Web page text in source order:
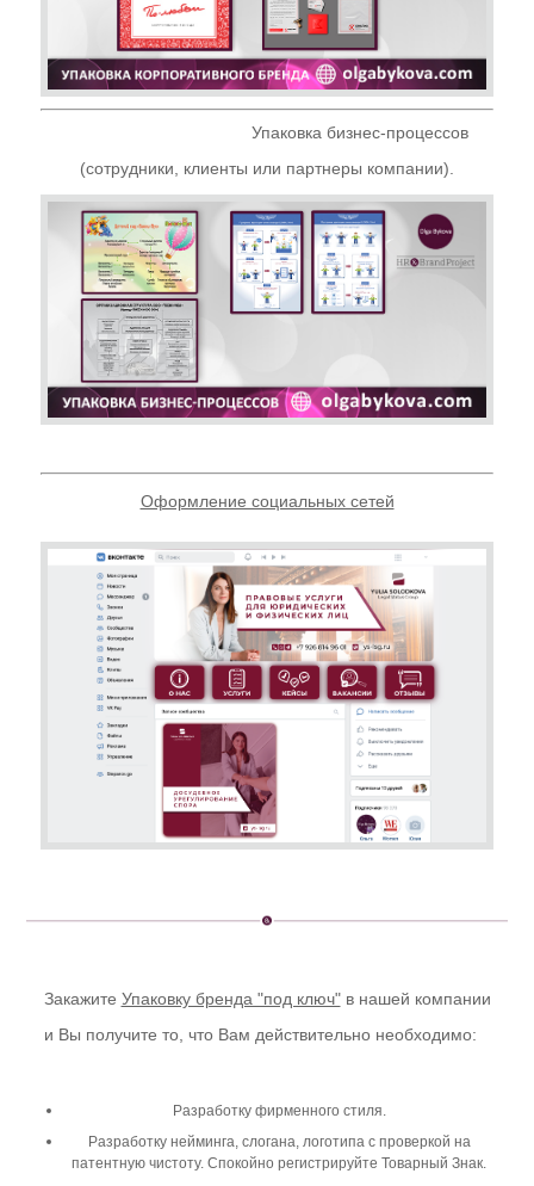
Упаковка бизнес-процессов
(сотрудники, клиенты или партнеры компании).
Оформление социальных сетей
Закажите Упаковку бренда "под ключ"в нашей компании
и Вы получите то, что Вам действительно необходимо:
Разработку фирменного стиля.
Разработку нейминга, слогана, логотипа с проверкой на
патентную чистоту. Спокойно регистрируйте Товарный Знак.